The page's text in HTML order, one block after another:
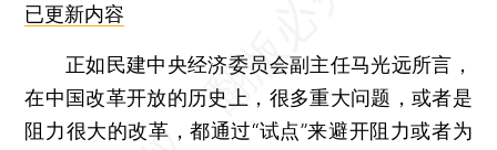
已更新内容
正如民建中央经济委员会副主任马光远所言，
在中国改革开放的历史上，很多重大问题，或者是
阻力很大的改革，都通过“试点”来避开阻力或者为